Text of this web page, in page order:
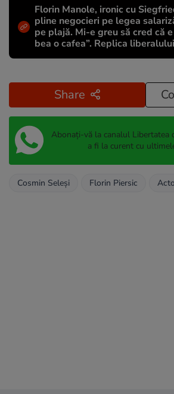
Florin Manole, ironic cu
pline negocieri pe legea
pe plajă. Mi-e greu să cred că
bea o cafea”. Replica liberalului
Share
Abonați-vă la canalul Libertatea
a fi la curent cu
Cosmin Seleşi Florin Piersic